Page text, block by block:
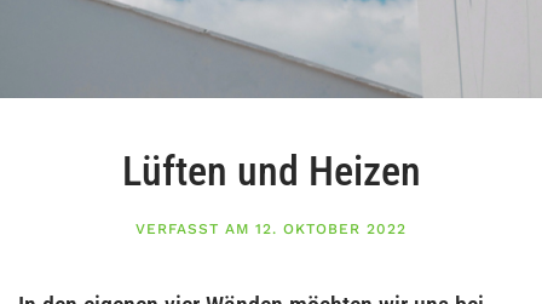
Lüften und Heizen
VERFASST AM 12. OKTOBER 2022